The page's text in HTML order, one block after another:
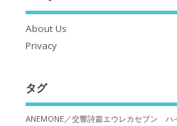
About Us
Privacy
タグ
ANEMONE／交響詩篇エウレカセブン ハ